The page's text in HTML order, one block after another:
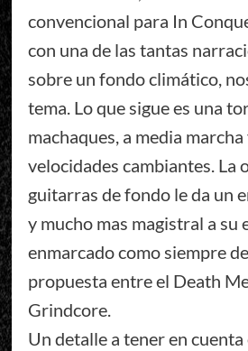
convencional para In
con una de las tantas
sobre un fondo climático,
tema. Lo que sigue es una
machaques, a media marcha
velocidades cambiantes. La
guitarras de fondo le da un
y mucho mas magistral a su
enmarcado como siempre
propuesta entre el Death
Grindcore.
Un detalle a tener en cuenta